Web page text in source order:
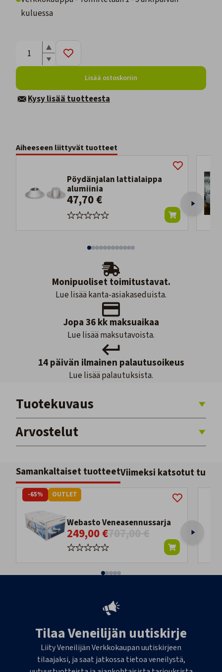
kuluessa
Lisää ostoskoriin
Kysy lisää tuotteesta
Aiheeseen liittyvät tuotteet
Pöydänjalan lattialaippa
alumiinia
47,70 €
Monipuoliset toimitustavat.
Lue lisää kanta-asiakaseduista.
Jopa 36 kk maksuaikaa
Lue lisää maksutavoista.
14 päivän ilmainen palautusoikeus
Lue lisää palautuksista.
Tuotekuvaus
Arvostelut
Samankaltaiset tuotteetViimeksi katsotut
Webasto Veneasennussarja
249,00 €707,00 €
-65% OUTLET
Tilaa Veneilijän uutiskirje
Liity Veneilijän Verkkokaupan uutiskirjeen
tilaajaksi, ja saat jatkossa tietoa veneilystä,